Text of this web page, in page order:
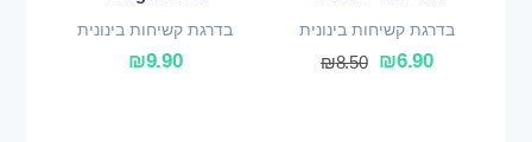
בדרגת קשיחות בינונית
₪6.90
₪8.50
בדרגת קשיחות בינונית
₪9.90